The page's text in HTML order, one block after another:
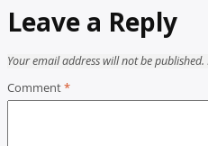
Leave a Reply
Your email address will not be published.
Comment*